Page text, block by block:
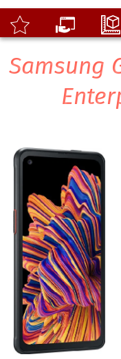
Samsung